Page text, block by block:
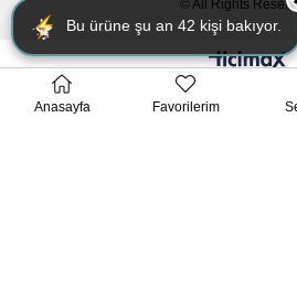
© All Rights
Anasayfa Favorilerim
Bu ürüne şu an 42 kişi bakıyor.